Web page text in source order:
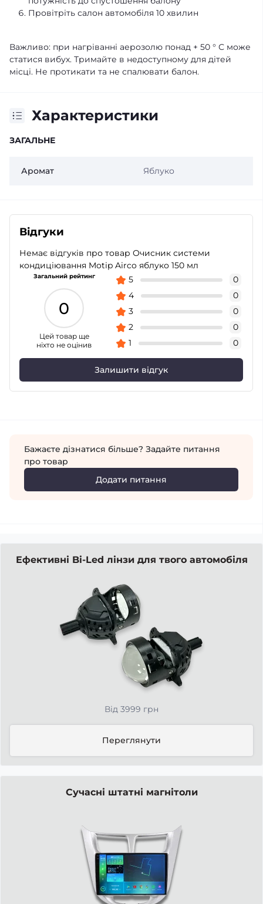
Провітріть салон автомобіля 10 хвилин
Важливо: при нагріванні аерозолю понад + 50 ° С може
статися вибух. Тримайте в недоступному для дітей
місці. Не протикати та не спалювати балон.
Характеристики
ЗАГАЛЬНЕ
Аромат Яблуко
Відгуки
Немає відгуків про товар Очисник системи
кондиціювання Motip Airco яблуко 150 мл
Загальний рейтинг
0
Цей товар ще
ніхто не оцінив
5
0
4
0
3
0
2
0
1
0
Залишити відгук
Бажаєте дізнатися більше? Задайте питання
про товар
Додати питання
Ефективні Bi-Led лінзи для твого автомобіля
Від 3999 грн
Переглянути
Сучасні штатні магнітоли